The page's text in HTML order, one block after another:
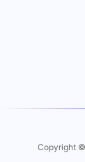
Copyright